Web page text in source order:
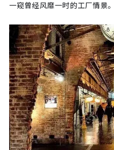
一窥曾经风靡一时的工厂情景。